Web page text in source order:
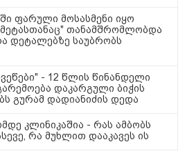
23:15 / 07-08-2026
მოვლენები - ტრამპის
ადმინისტრაციამ “UFO”-
ს ფაილების მორიგი
და
მარტო
ჯგუფი" -
ფარული მოსასმენი იყო
თანამშრომლობდა
დეტალებზე საუბრობს
- 12 წლის წინანდელი
დაკარგული ბიჭის
გურამ დადიანიძის დედა
კლინიკაშია - რას ამბობს
რა მუხლით დააკავეს ის